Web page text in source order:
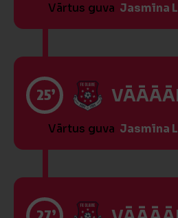
Vārtus guva Jasmīna
25’
Vārtus guva Jasmīna